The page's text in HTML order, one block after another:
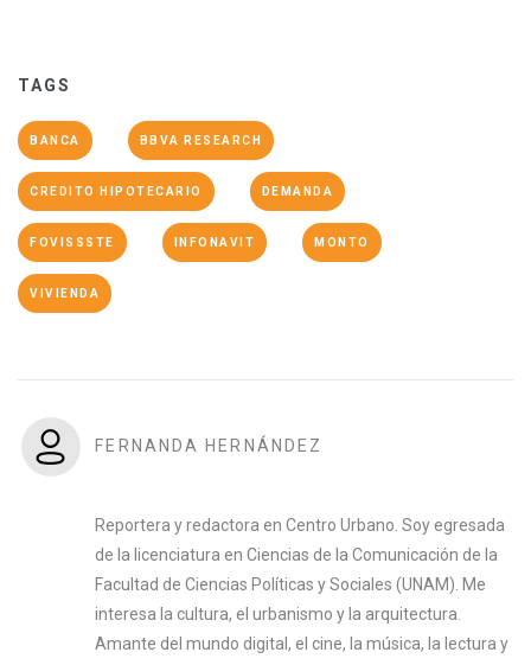
TAGS
BANCA BBVA RESEARCH
CREDITO HIPOTECARIO DEMANDA
FOVISSSTE INFONAVIT MONTO
VIVIENDA
FERNANDA HERNÁNDEZ
Reportera y redactora en Centro Urbano. Soy egresada
de la licenciatura en Ciencias de la Comunicación de la
Facultad de Ciencias Políticas y Sociales (UNAM). Me
interesa la cultura, el urbanismo y la arquitectura.
Amante del mundo digital, el cine, la música, la lectura y